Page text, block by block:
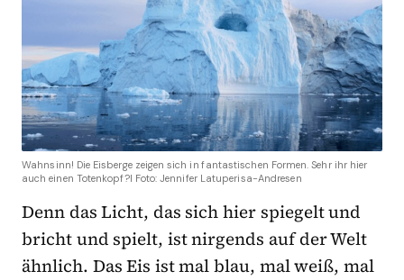
Wahnsinn! Die Eisberge zeigen sich in fantastischen Formen. Sehr ihr hier
auch einen Totenkopf?I Foto: Jennifer Latuperisa-Andresen
Denn das Licht, das sich hier spiegelt und
bricht und spielt, ist nirgends auf der Welt
ähnlich. Das Eis ist mal blau, mal weiß, mal